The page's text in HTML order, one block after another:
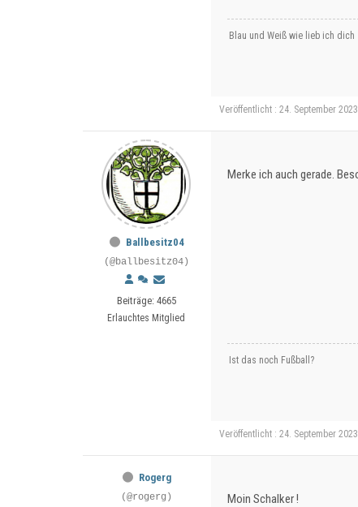
Blau und Weiß wie lieb ich dich
Veröffentlicht : 24. September
Ballbesitz04
(@ballbesitz04)
Beiträge: 4665
Erlauchtes Mitglied
Merke ich auch gerade.
Ist das noch Fußball?
Veröffentlicht : 24. September
Rogerg
(@rogerg) Moin Schalker !